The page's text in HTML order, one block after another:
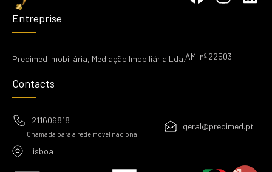
Entreprise
Predimed Imobiliária, Mediação Imobiliária Lda.AMI nº 22503
Contacts
211606818
Chamada para a rede móvel nacional
geral@predimed.pt
Lisboa